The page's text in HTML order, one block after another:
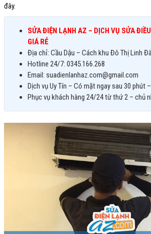
đây.
SỬA ĐIỆN LẠNH AZ – DỊCH VỤ SỬA
GIÁ RẺ
Địa chỉ: Cầu Dậu – Cách khu Đô Thị Linh
Hotline 24/7: 0345.166.268
Email: suadienlanhaz.com@gmail.com
Dịch vụ Uy Tín – Có mặt ngay sau 30 phút
Phục vụ khách hàng 24/24 từ thứ 2 – chủ